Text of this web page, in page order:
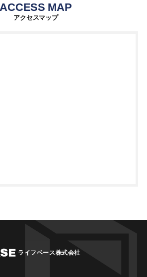
ACCESS MAP
アクセスマップ
ライフベース株式会社